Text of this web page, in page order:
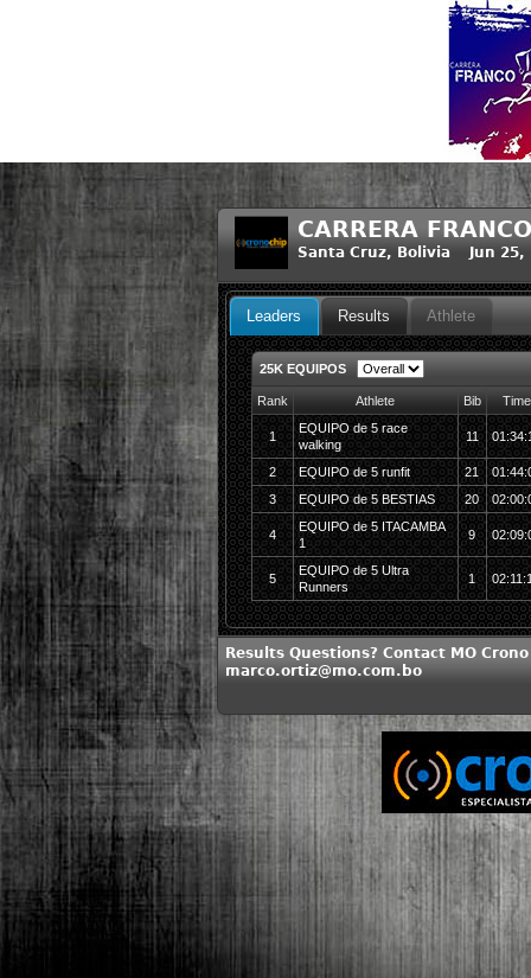
CARRERA
Santa Cruz, Bolivia Jun 25,
Leaders Results Athlete
25K EQUIPOS
Rank Athlete Bib Time
1
EQUIPO de 5 race
walking
11
2 EQUIPO de 5 runfit 21
3
EQUIPO de 5 BESTIAS 20
4
EQUIPO de 5 ITACAMBA
1
9
5
EQUIPO de 5 Ultra
Runners
1
Results Questions? Contact MO
marco.ortiz@mo.com.bo